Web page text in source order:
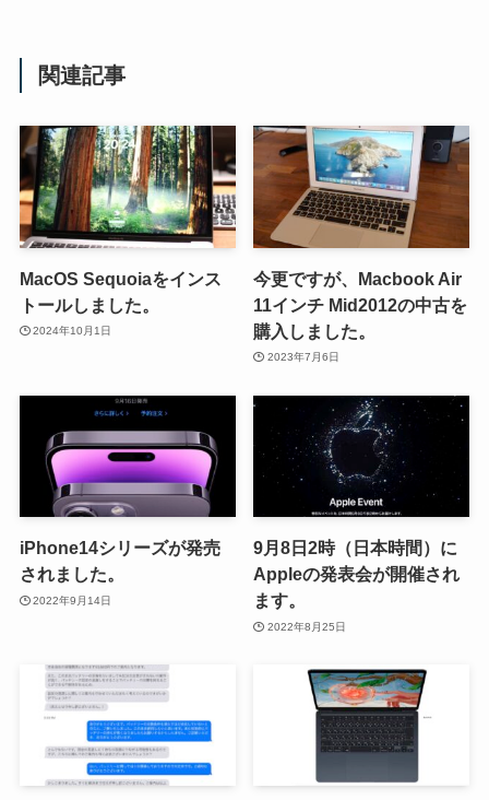
関連記事
MacOS Sequoiaをインス
トールしました。
2024年10月1日
今更ですが、Macbook Air
11インチ Mid2012の中古を
購入しました。
2023年7月6日
iPhone14シリーズが発売
されました。
2022年9月14日
9月8日2時（日本時間）に
Appleの発表会が開催され
ます。
2022年8月25日